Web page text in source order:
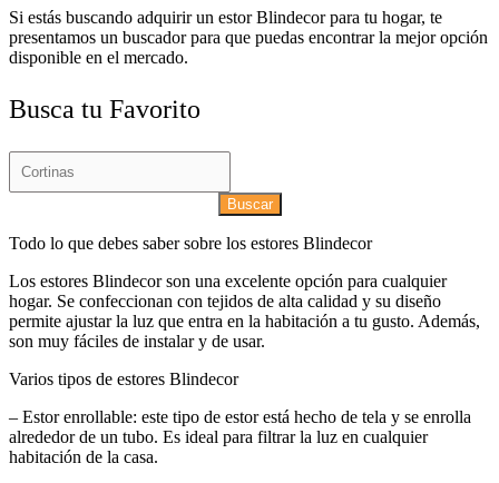
Si estás buscando adquirir un estor Blindecor para tu hogar, te
presentamos un buscador para que puedas encontrar la mejor opción
disponible en el mercado.
Busca tu Favorito
Buscar
Todo lo que debes saber sobre los estores Blindecor
Los estores Blindecor son una excelente opción para cualquier
hogar. Se confeccionan con tejidos de alta calidad y su diseño
permite ajustar la luz que entra en la habitación a tu gusto. Además,
son muy fáciles de instalar y de usar.
Varios tipos de estores Blindecor
– Estor enrollable: este tipo de estor está hecho de tela y se enrolla
alrededor de un tubo. Es ideal para filtrar la luz en cualquier
habitación de la casa.